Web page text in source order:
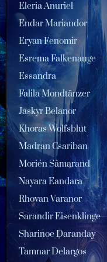
Eleria Anuriel
Endar Mariandor
Eryan Fenomir
Esrema Falkenauge
Essandra
Falila Mondtänzer
Jaskyr Belanor
Khoras Wolfsblut
Madran Csariban
Morién Sâmarand
Nayara Eandara
Rhovan Varanor
Sarandir Eisenklinge
Sharinoe Daranday
Tamnar Delargos